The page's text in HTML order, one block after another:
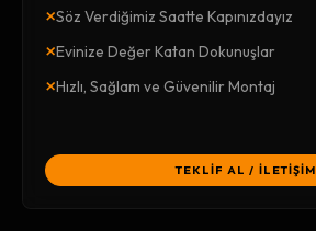
×Söz Verdiğimiz Saatte Kapınızdayız
×Evinize Değer Katan Dokunuşlar
×Hızlı, Sağlam ve Güvenilir Montaj
TEKLİF AL / İLETİŞİM